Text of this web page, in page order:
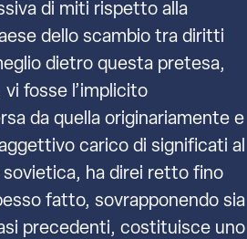
di miti rispetto alla
dello scambio tra diritti
dietro questa pretesa,
vi fosse l’implicito
da quella originariamente e
carico di significati al
sovietica, ha direi retto fino
fatto, sovrapponendo sia
precedenti, costituisce uno